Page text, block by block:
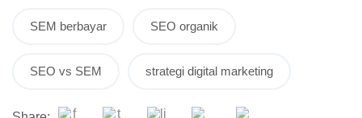
SEM berbayar SEO organik
SEO vs SEM strategi digital marketing